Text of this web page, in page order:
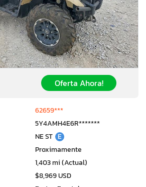
Oferta Ahora!
62659***
5Y4AMH4E6R*******
NE ST E
Proximamente
1,403 mi (Actual)
$8,969 USD